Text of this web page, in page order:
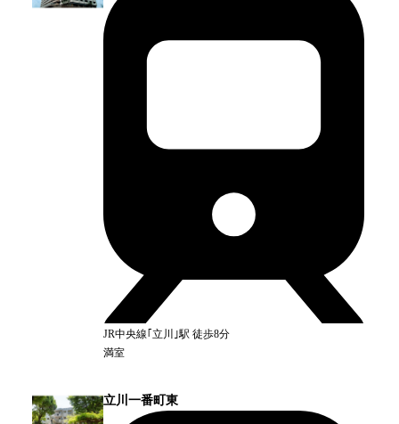
JR中央線｢立川｣駅 徒歩8分
満室
立川一番町東